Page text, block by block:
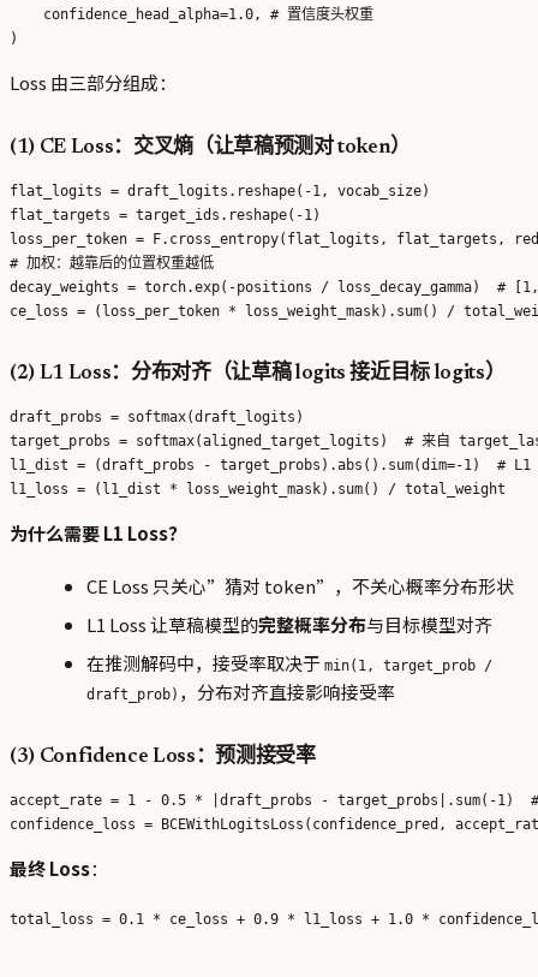
    confidence_head_alpha=1.0, # 置信度头权重
Loss 由三部分组成：
(1) CE Loss：交叉熵（让草稿预测对 token）
flat_logits = draft_logits.reshape(-1, vocab_size)
flat_targets = target_ids.reshape(-1)
loss_per_token = F.cross_entropy(flat_logits, flat_targets,
# 加权：越靠后的位置权重越低
decay_weights = torch.exp(-positions / loss_decay_gamma)
(2) L1 Loss：分布对齐（让草稿 logits 接近目标 logits）
draft_probs = softmax(draft_logits)
target_probs = softmax(aligned_target_logits)  # 来自
l1_dist = (draft_probs - target_probs).abs().sum(dim=-1)  # L1
为什么需要 L1 Loss？
CE Loss 只关心”猜对 token”，不关心概率分布形状
L1 Loss 让草稿模型的完整概率分布与目标模型对齐
在推测解码中，接受率取决于 min(1, target_prob /
draft_prob) ，分布对齐直接影响接受率
(3) Confidence Loss：预测接受率
accept_rate = 1 - 0.5 * |draft_probs - target_probs|.sum(-1)  #
最终 Loss：